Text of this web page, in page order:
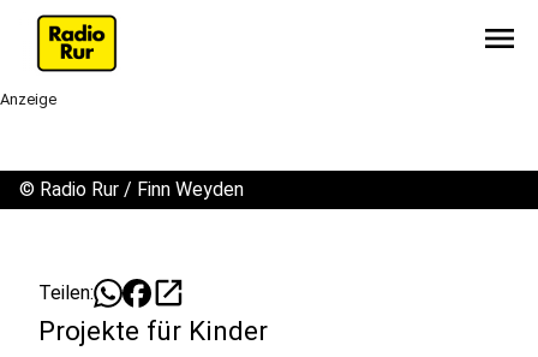
menu
Anzeige
© Radio Rur / Finn Weyden
Teilen: open_in_new
Projekte für Kinder